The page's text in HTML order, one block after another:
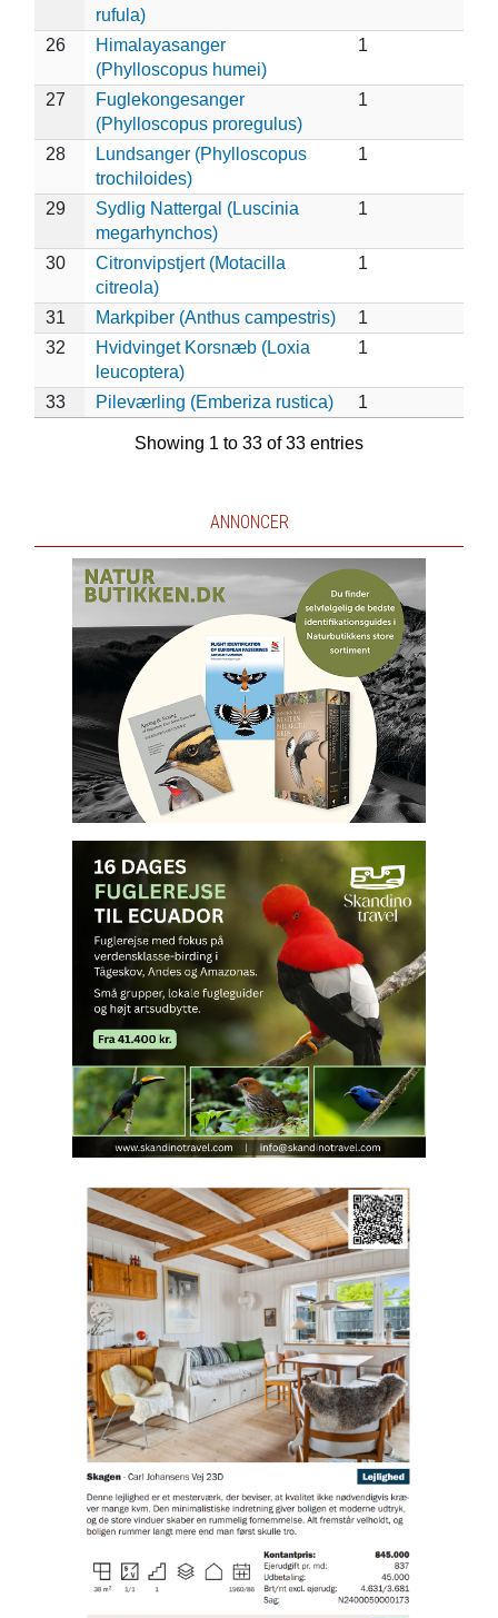
rufula)
26
Himalayasanger
(Phylloscopus humei)
1
27
Fuglekongesanger
(Phylloscopus proregulus)
1
28
Lundsanger (Phylloscopus
trochiloides)
1
29
Sydlig Nattergal (Luscinia
megarhynchos)
1
30
Citronvipstjert (Motacilla
citreola)
1
31 Markpiber (Anthus campestris)
1
32
Hvidvinget Korsnæb (Loxia
leucoptera)
1
33 Pileværling (Emberiza rustica) 1
Showing 1 to 33 of 33 entries
ANNONCER